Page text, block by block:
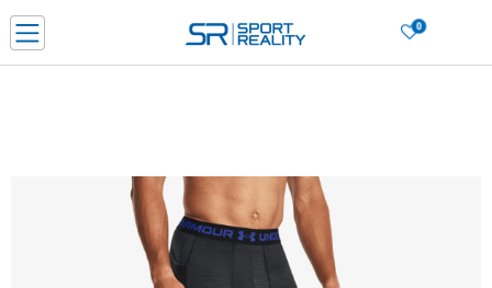
0
& COLLECT Платете со картичка online и подигнете во продавницата по ваш
ДОЗНАЈ ПОВЕЌЕ
Ценовник
ДОЗНАЈ ПОВЕЌЕ